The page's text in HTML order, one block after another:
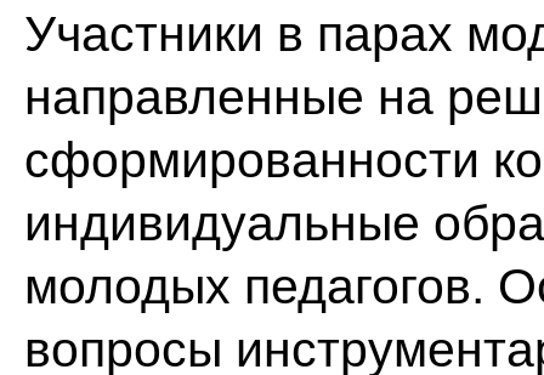
Участники в парах
направленные на
сформированности
индивидуальные
молодых педагогов.
вопросы